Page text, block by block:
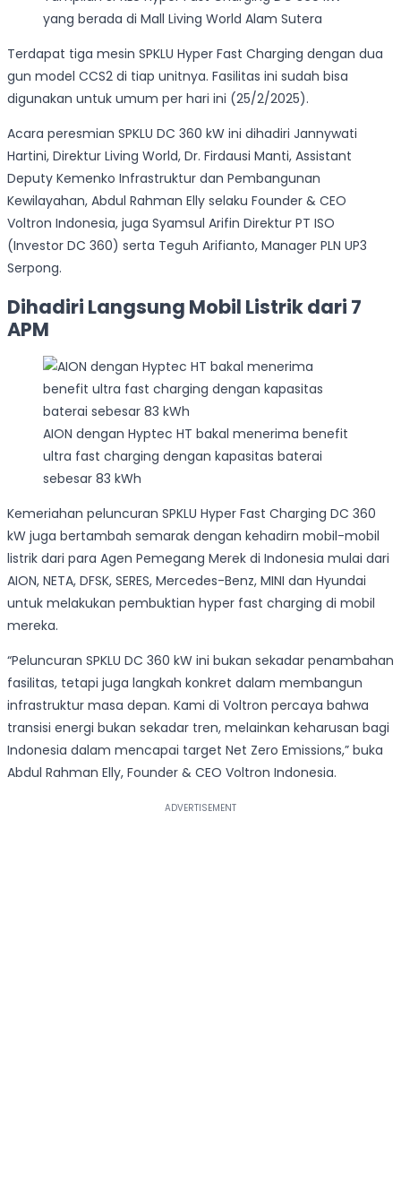
yang berada di Mall Living World Alam Sutera
Terdapat tiga mesin SPKLU Hyper Fast Charging dengan dua
gun model CCS2 di tiap unitnya. Fasilitas ini sudah bisa
digunakan untuk umum per hari ini (25/2/2025).
Acara peresmian SPKLU DC 360 kW ini dihadiri Jannywati
Hartini, Direktur Living World, Dr. Firdausi Manti, Assistant
Deputy Kemenko Infrastruktur dan Pembangunan
Kewilayahan, Abdul Rahman Elly selaku Founder & CEO
Voltron Indonesia, juga Syamsul Arifin Direktur PT ISO
(Investor DC 360) serta Teguh Arifianto, Manager PLN UP3
Serpong.
Dihadiri Langsung Mobil Listrik dari 7
APM
AION dengan Hyptec HT bakal menerima benefit
ultra fast charging dengan kapasitas baterai
sebesar 83 kWh
Kemeriahan peluncuran SPKLU Hyper Fast Charging DC 360
kW juga bertambah semarak dengan kehadirn mobil-mobil
listrik dari para Agen Pemegang Merek di Indonesia mulai dari
AION, NETA, DFSK, SERES, Mercedes-Benz, MINI dan Hyundai
untuk melakukan pembuktian hyper fast charging di mobil
mereka.
“Peluncuran SPKLU DC 360 kW ini bukan sekadar penambahan
fasilitas, tetapi juga langkah konkret dalam membangun
infrastruktur masa depan. Kami di Voltron percaya bahwa
transisi energi bukan sekadar tren, melainkan keharusan bagi
Indonesia dalam mencapai target Net Zero Emissions,” buka
Abdul Rahman Elly, Founder & CEO Voltron Indonesia.